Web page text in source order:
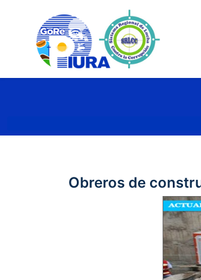
Obreros de